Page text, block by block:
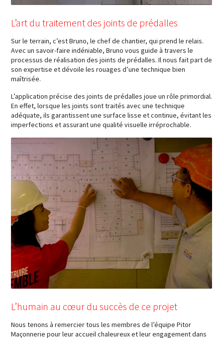
L’art du traitement des joints de prédalles
Sur le terrain, c’est Bruno, le chef de chantier, qui prend le relais.
Avec un savoir-faire indéniable, Bruno vous guide à travers le
processus de réalisation des joints de prédalles. Il nous fait part de
son expertise et dévoile les rouages d’une technique bien
maîtrisée.
L’application précise des joints de prédalles joue un rôle primordial.
En effet, lorsque les joints sont traités avec une technique
adéquate, ils garantissent une surface lisse et continue, évitant les
imperfections et assurant une qualité visuelle irréprochable.
L’humain au cœur du succès de ce projet
Nous tenons à remercier tous les membres de l’équipe Pitor
Maçonnerie pour leur accueil chaleureux et leur engagement dans